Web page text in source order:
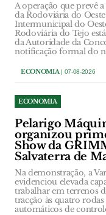
A operação que prevê
da Rodoviária do
Intermunicipal do
Rodoviária do Tejo
da Autoridade da
notificação formal do
ECONOMIA | 07-08-2026
ECONOMIA
Pelarigo
organizou
Show da
Salvaterra de
Na demonstração, a
evidenciou elevada
trabalhar em terrenos
tracção às quatro rodas
automáticos de